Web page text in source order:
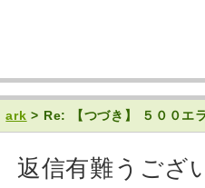
ark > Re: 【つづき】 ５００エ
返信有難うござ